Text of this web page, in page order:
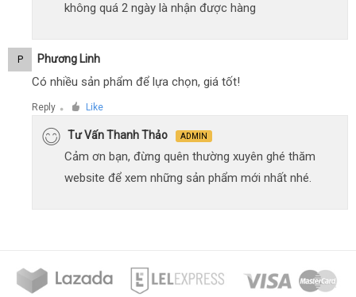
không quá 2 ngày là nhận được hàng
P Phương Linh
Có nhiều sản phẩm để lựa chọn, giá tốt!
Reply ● Like
Tư Vấn Thanh Thảo ADMIN
Cảm ơn bạn, đừng quên thường xuyên ghé thăm
website để xem những sản phẩm mới nhất nhé.